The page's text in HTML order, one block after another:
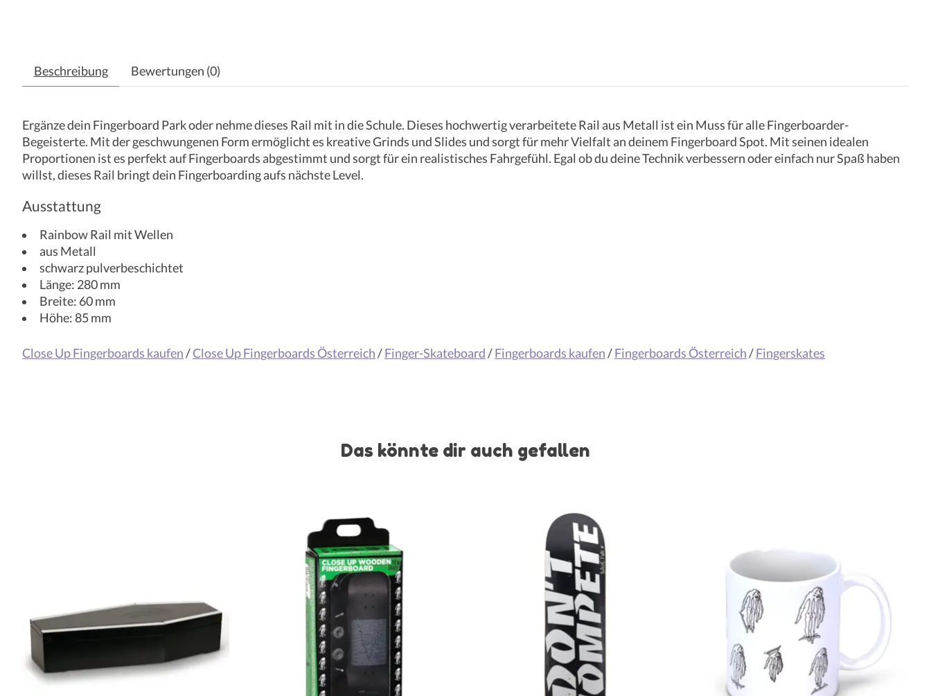
Beschreibung Bewertungen (0)
Ergänze dein Fingerboard Park oder nehme dieses Rail mit in die Schule. Dieses hochwertig verarbeitete Rail aus Metall ist ein Muss für alle Fingerboarder-
Begeisterte. Mit der geschwungenen Form ermöglicht es kreative Grinds und Slides und sorgt für mehr Vielfalt an deinem Fingerboard Spot. Mit seinen idealen
Proportionen ist es perfekt auf Fingerboards abgestimmt und sorgt für ein realistisches Fahrgefühl. Egal ob du deine Technik verbessern oder einfach nur Spaß haben
willst, dieses Rail bringt dein Fingerboarding aufs nächste Level.
Ausstattung
Rainbow Rail mit Wellen
aus Metall
schwarz pulverbeschichtet
Länge: 280 mm
Breite: 60 mm
Höhe: 85 mm
Close Up Fingerboards kaufen/Close Up Fingerboards Österreich/Finger-Skateboard/Fingerboards kaufen/Fingerboards Österreich/Fingerskates
Das könnte dir auch gefallen